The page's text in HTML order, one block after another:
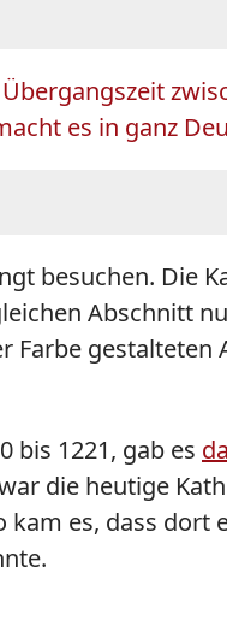
es in ganz
besuchen. Die
Abschnitt
gestalteten
bis 1221, gab es
die heutige
es, dass dort